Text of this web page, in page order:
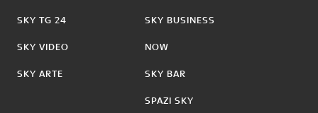
SKY TG 24
SKY VIDEO
SKY ARTE
SKY BUSINESS
NOW
SKY BAR
SPAZI SKY